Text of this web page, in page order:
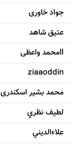
جواد خاوری
عتیق شاهد
llمحمد واعظی
ziaaoddin
محمد بشیر اسکندری
لطيف نظري
علاءالديني